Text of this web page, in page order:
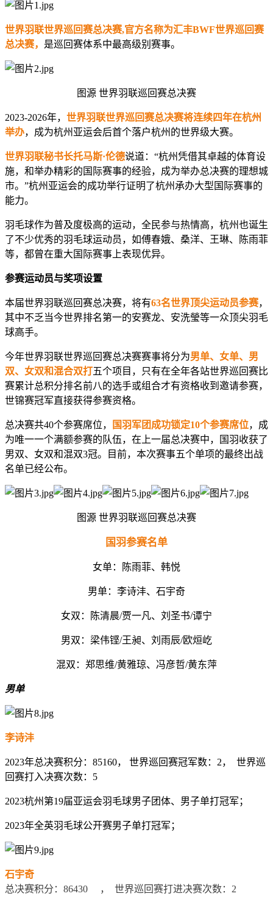
世界羽联世界巡回赛总决赛,官方名称为汇丰BWF世界巡回赛
总决赛， 是巡回赛体系中最高级别赛事。
图源 世界羽联巡回赛总决赛
2023-2026年， 世界羽联世界巡回赛总决赛将连续四年在杭州
举办，成为杭州亚运会后首个落户杭州的世界级大赛。
世界羽联秘书长托马斯·伦德说道： “杭州凭借其卓越的体育设
施，和举办精彩的国际赛事的经验，成为举办总决赛的理想城
市。 ”杭州亚运会的成功举行证明了杭州承办大型国际赛事的
能力。
羽毛球作为普及度极高的运动，全民参与热情高，杭州也诞生
了不少优秀的羽毛球运动员，如傅春娥、桑洋、王琳、陈雨菲
等，都曾在重大国际赛事上表现优异。
参赛运动员与奖项设置
本届世界羽联巡回赛总决赛，将有63名世界顶尖运动员参赛，
其中不乏当今世界排名第一的安赛龙、安洗瑩等一众顶尖羽毛
球高手。
今年世界羽联世界巡回赛总决赛赛事将分为男单、女单、男
双、女双和混合双打五个项目，只有在全年各站世界巡回赛比
赛累计总积分排名前八的选手或组合才有资格收到邀请参赛，
世锦赛冠军直接获得参赛资格。
总决赛共40个参赛席位， 国羽军团成功锁定10个参赛席位，成
为唯一一个满额参赛的队伍，在上一届总决赛中，国羽收获了
男双、女双和混双3冠。目前，本次赛事五个单项的最终出战
名单已经公布。
图源 世界羽联巡回赛总决赛
国羽参赛名单
女单：陈雨菲、韩悦
男单：李诗沣、石宇奇
女双：陈清晨/贾一凡、刘圣书/谭宁
男双：梁伟铿/王昶、刘雨辰/欧烜屹
混双：郑思维/黄雅琼、冯彦哲/黄东萍
男单
李诗沣
2023年总决赛积分： 85160， 世界巡回赛冠军数： 2， 世界巡
回赛打入决赛次数： 5
2023杭州第19届亚运会羽毛球男子团体、男子单打冠军；
2023年全英羽毛球公开赛男子单打冠军；
石宇奇
总决赛积分： 86430 ， 世界巡回赛打进决赛次数： 2